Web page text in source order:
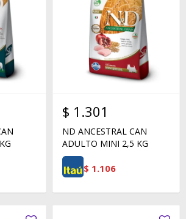
$ 1.301
ND ANCESTRAL CAN
ADULTO MINI 2,5 KG
$ 1.106